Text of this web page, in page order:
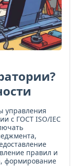
управления
с ГОСТ ISO/IEC
правил и
формирование